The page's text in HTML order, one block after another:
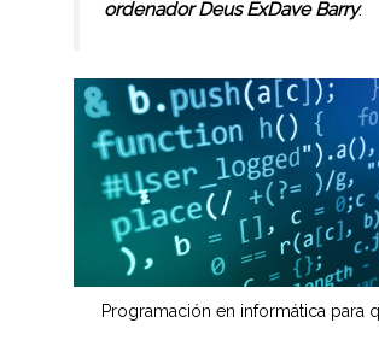
ordenador Deus ExDave Barry.
Programación en informática para